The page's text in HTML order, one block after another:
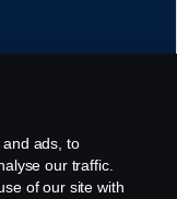
ads, to
our traffic.
of our site with